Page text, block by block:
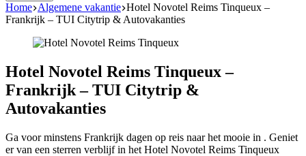
Home Algemene vakantie Hotel Novotel Reims Tinqueux –
Frankrijk – TUI Citytrip & Autovakanties
Hotel Novotel Reims Tinqueux –
Frankrijk – TUI Citytrip &
Autovakanties
Ga voor minstens Frankrijk dagen op reis naar het mooie in . Geniet
er van een sterren verblijf in het Hotel Novotel Reims Tinqueux